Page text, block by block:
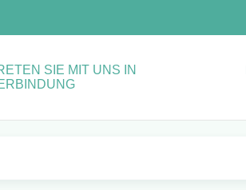
SIE MIT UNS IN